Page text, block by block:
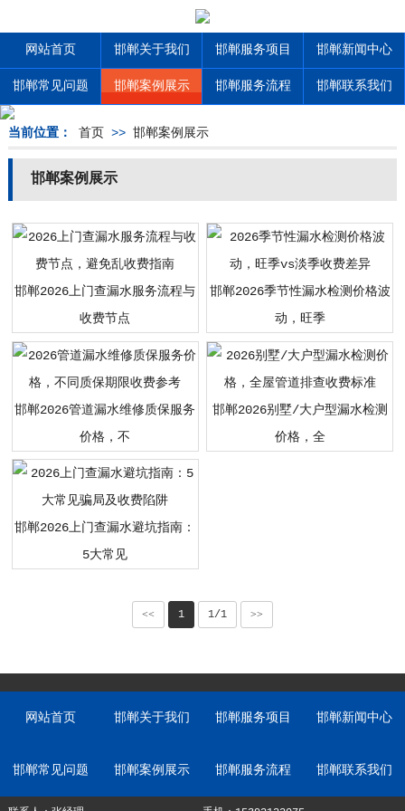
网站首页 邯郸关于我们 邯郸服务项目 邯郸新闻中心
邯郸常见问题 邯郸案例展示 邯郸服务流程 邯郸联系我们
当前位置： 首页 >> 邯郸案例展示
邯郸案例展示
邯郸2026上门查漏水服务流程与
收费节点
邯郸2026季节性漏水检测价格波
动，旺季
邯郸2026管道漏水维修质保服务
价格，不
邯郸2026别墅/大户型漏水检测
价格，全
邯郸2026上门查漏水避坑指南：
5大常见
<< 1 1/1 >>
网站首页 邯郸关于我们 邯郸服务项目 邯郸新闻中心
邯郸常见问题 邯郸案例展示 邯郸服务流程 邯郸联系我们